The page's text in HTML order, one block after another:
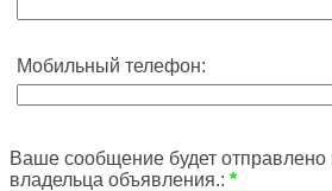
Мобильный телефон:
Ваше сообщение будет отправлено
владельца объявления.: *